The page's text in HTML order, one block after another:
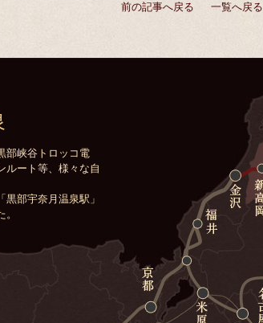
前の記事へ戻る 一覧へ戻る
部峡谷トロッコ電
ルート等、様々な自
部宇奈月温泉駅」